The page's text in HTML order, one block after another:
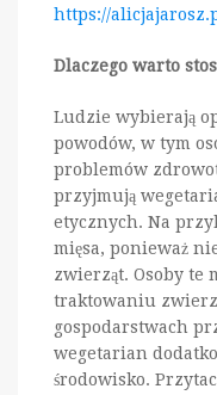
https://
Dlaczego warto
Ludzie wybierają
powodów, w tym
problemów
przyjmują
etycznych. Na
mięsa, ponieważ
zwierząt. Osoby te
traktowaniu
gospodarstwach
wegetarian
środowisko.